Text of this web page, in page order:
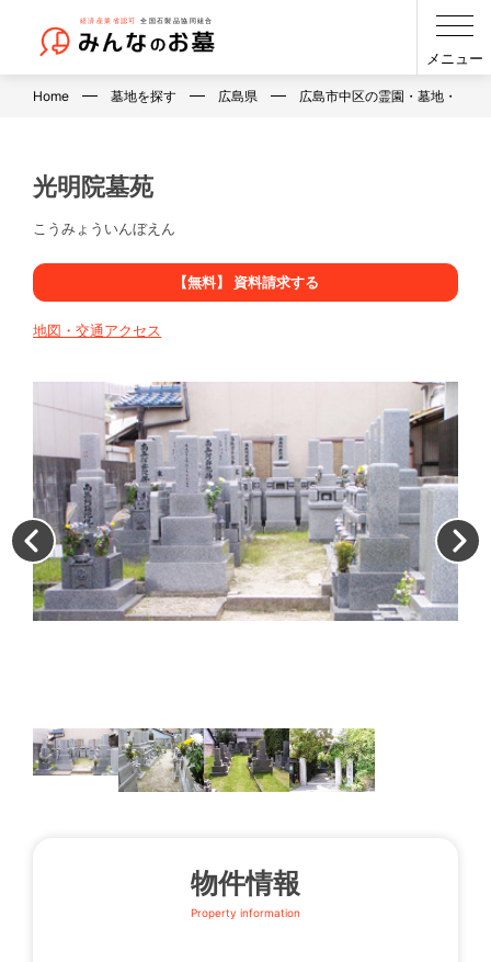
メニュー
Home 墓地を探す 広島県 広島市中区の霊園・墓地・お墓
光明院墓苑
こうみょういんぼえん
【無料】 資料請求する
地図・交通アクセス
物件情報
Property information